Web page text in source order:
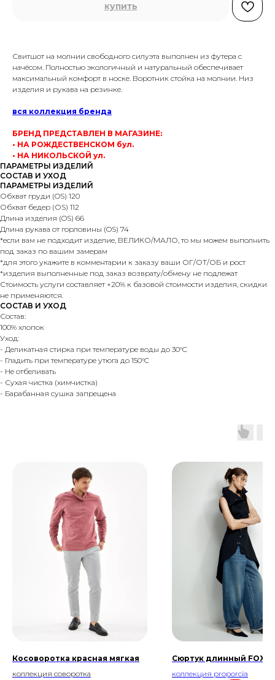
купить
Свитшот на молнии свободного силуэта выполнен из футера с
начёсом. Полностью экологичный и натуральный обеспечивает
максимальный комфорт в носке. Воротник стойка на молнии. Низ
изделия и рукава на резинке.
вся коллекция бренда
БРЕНД ПРЕДСТАВЛЕН В МАГАЗИНЕ:
• НА РОЖДЕСТВЕНСКОМ бул.
• НА НИКОЛЬСКОЙ ул.
ПАРАМЕТРЫ ИЗДЕЛИЙ
СОСТАВ И УХОД
ПАРАМЕТРЫ ИЗДЕЛИЙ
Обхват груди (OS) 120
Обхват бедер (ОS) 112
Длина изделия (OS) 66
Длина рукава от горловины (OS) 74
*если вам не подходит изделие, ВЕЛИКО/МАЛО, то мы можем выполнить
под заказ по вашим замерам
*для этого укажите в комментарии к заказу ваши ОГ/ОТ/ОБ и рост
*изделия выполненные под заказ возврату/обмену не подлежат
Стоимость услуги составляет +20% к базовой стоимости изделия, скидки
не применяются.
СОСТАВ И УХОД
Состав:
100% хлопок
Уход:
- Деликатная стирка при температуре воды до 30°C
- Гладить при температуре утюга до 150°C
- Не отбеливать
- Сухая чистка (химчистка)
- Барабанная сушка запрещена
Косоворотка красная мягкая
коллекция соворотка
Сюртук длинный FOX
коллекция proporcia